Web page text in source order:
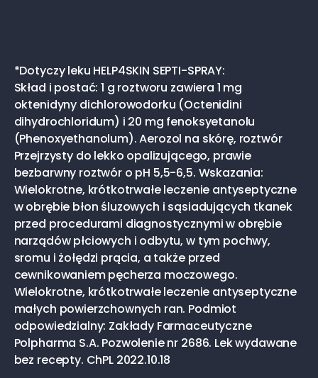
*Dotyczy leku HELP4SKIN SEPTI-SPRAY:
Skład i postać: 1 g roztworu zawiera 1 mg
oktenidyny dichlorowodorku (Octenidini
dihydrochloridum) i 20 mg fenoksyetanolu
(Phenoxyethanolum). Aerozol na skórę, roztwór
Przejrzysty do lekko opalizującego, prawie
bezbarwny roztwór o pH 5,5-6,5. Wskazania:
Wielokrotne, krótkotrwałe leczenie antyseptyczne
w obrębie błon śluzowych i sąsiadujących tkanek
przed procedurami diagnostycznymi w obrębie
narządów płciowych i odbytu, w tym pochwy,
sromu i żołędzi prącia, a także przed
cewnikowaniem pęcherza moczowego.
Wielokrotne, krótkotrwałe leczenie antyseptyczne
małych powierzchownych ran. Podmiot
odpowiedzialny: Zakłady Farmaceutyczne
Polpharma S.A. Pozwolenie nr 2686. Lek wydawane
bez recepty. ChPL 2022.10.18